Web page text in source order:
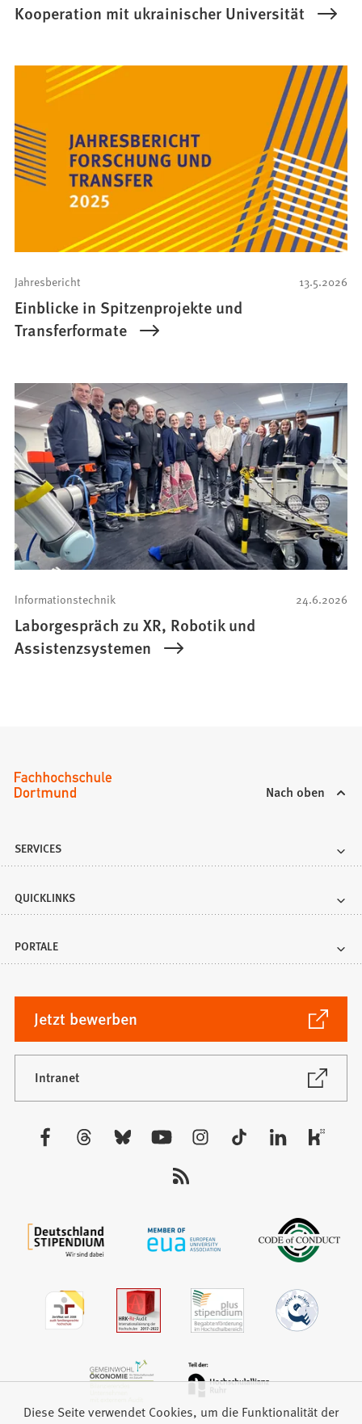
Kooperation mit ukrainischer Universität
13.5.2026
Jahresbericht
Einblicke in Spitzenprojekte und
Transferformate
24.6.2026
Informationstechnik
Laborgespräch zu XR, Robotik und
Assistenzsystemen
Nach oben
SERVICES
QUICKLINKS
PORTALE
Jetzt bewerben
(Öffnet
in
einem
neuen
Tab)
Intranet
(Öffnet
neuen
Besuchen
Diese Seite verwendet Cookies, um die Funktionalität der